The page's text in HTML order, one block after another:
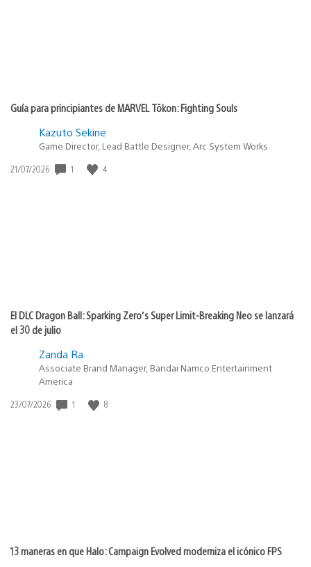
Guía para principiantes de MARVEL Tōkon: Fighting Souls
Kazuto Sekine
Game Director, Lead Battle Designer, Arc System Works
Fecha
21/07/2026 1 4
El DLC Dragon Ball: Sparking Zero’s Super Limit-Breaking Neo se lanzará
el 30 de julio
Zanda Ra
Associate Brand Manager, Bandai Namco Entertainment
America
Fecha
23/07/2026 1 8
13 maneras en que Halo: Campaign Evolved moderniza el icónico FPS